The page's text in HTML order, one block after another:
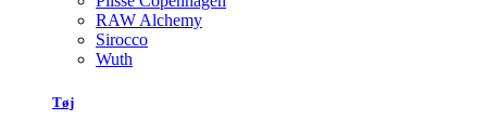
RAW Alchemy
Sirocco
Wuth
Tøj